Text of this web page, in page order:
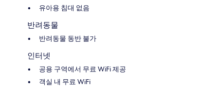
유아용 침대 없음
반려동물
반려동물 동반 불가
인터넷
공용 구역에서 무료 WiFi 제공
객실 내 무료 WiFi